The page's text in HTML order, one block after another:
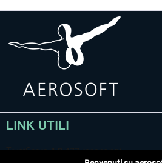
EmergencyDispatcherPro - 24h Free
Trial
LINK UTILI